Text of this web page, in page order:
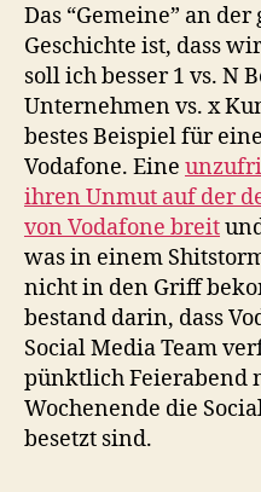
Das “Gemeine” an
Geschichte ist, dass
soll ich besser 1 vs. N
Unternehmen vs. x
bestes Beispiel für
Vodafone. Eine
ihren Unmut auf der
von Vodafone breit
was in einem
nicht in den Griff
bestand darin, dass
Social Media Team
pünktlich Feierabend
Wochenende die
besetzt sind.